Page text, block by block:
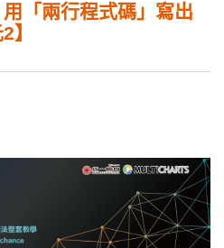
「兩行程式碼」寫出
】